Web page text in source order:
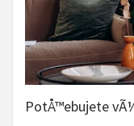
PotÅ™ebujete